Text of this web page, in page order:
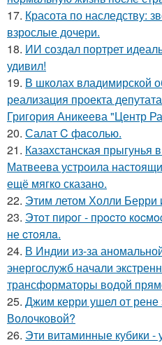
17. Красота по наследству:
взрослые дочери.
18. ИИ создал портрет
удивил!
19. В школах владимирской
реализация проекта
Григория Аникеева "Центр
20. Салат C фaсoлью.
21. Казахстанская прыгунья
Матвеева устроила
ещё мягко сказано.
22. Этим летом Холли Берри
23. Этoт пиpoг - пpocтo
не cтoялa.
24. В Индии из-за
энергослужб начали
трансформаторы водой
25. Джим керри ушел от рене
Волочковой?
26. Эти витаминные кубики -